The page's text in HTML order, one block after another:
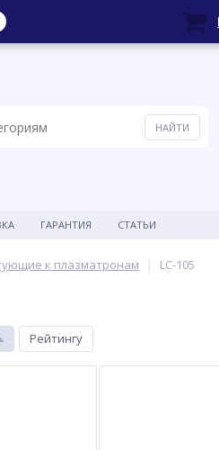
ГАРАНТИЯ СТАТЬИ
к плазматронам LC-105
Рейтингу